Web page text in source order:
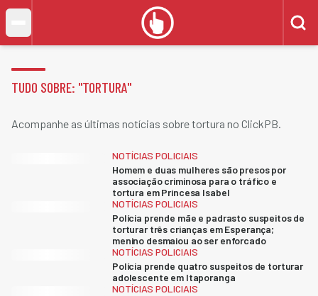
TUDO SOBRE: "TORTURA"
Acompanhe as últimas notícias sobre tortura no ClickPB.
NOTÍCIAS POLICIAIS
Homem e duas mulheres são presos por
associação criminosa para o tráfico e
tortura em Princesa Isabel
NOTÍCIAS POLICIAIS
Polícia prende mãe e padrasto suspeitos de
torturar três crianças em Esperança;
menino desmaiou ao ser enforcado
NOTÍCIAS POLICIAIS
Polícia prende quatro suspeitos de torturar
adolescente em Itaporanga
NOTÍCIAS POLICIAIS